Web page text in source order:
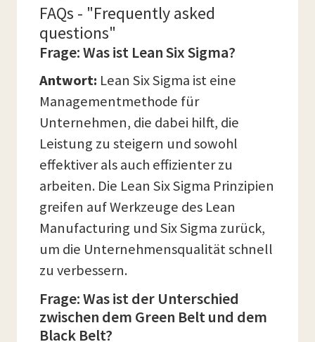
FAQs - "Frequently asked
questions"
Frage: Was ist Lean Six Sigma?
Antwort: Lean Six Sigma ist eine
Managementmethode für
Unternehmen, die dabei hilft, die
Leistung zu steigern und sowohl
effektiver als auch effizienter zu
arbeiten. Die Lean Six Sigma Prinzipien
greifen auf Werkzeuge des Lean
Manufacturing und Six Sigma zurück,
um die Unternehmensqualität schnell
zu verbessern.
Frage: Was ist der Unterschied
zwischen dem Green Belt und dem
Black Belt?